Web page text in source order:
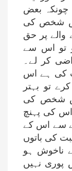
چونکہ بعض
شخص کی
پر حق
تو اس سے
کر لے۔
کی ہے اس
تو بہتر
شخص کی
کی پہنچ
سے اس کے
کی باتوں
ناخوش ہو
پوری نہیں